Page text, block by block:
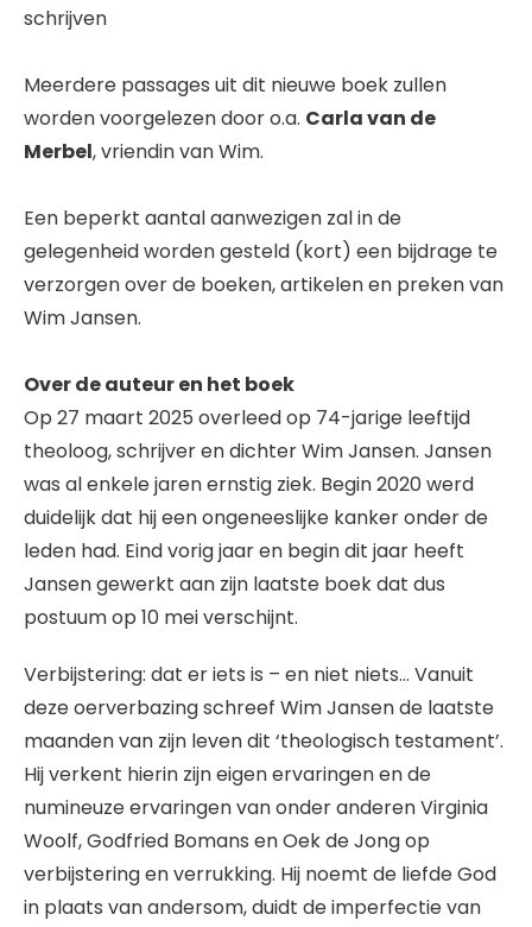
schrijven
Meerdere passages uit dit nieuwe boek zullen
worden voorgelezen door o.a. Carla van de
Merbel, vriendin van Wim.
Een beperkt aantal aanwezigen zal in de
gelegenheid worden gesteld (kort) een bijdrage te
verzorgen over de boeken, artikelen en preken van
Wim Jansen.
Over de auteur en het boek
Op 27 maart 2025 overleed op 74-jarige leeftijd
theoloog, schrijver en dichter Wim Jansen. Jansen
was al enkele jaren ernstig ziek. Begin 2020 werd
duidelijk dat hij een ongeneeslijke kanker onder de
leden had. Eind vorig jaar en begin dit jaar heeft
Jansen gewerkt aan zijn laatste boek dat dus
postuum op 10 mei verschijnt.
Verbijstering: dat er iets is – en niet niets… Vanuit
deze oerverbazing schreef Wim Jansen de laatste
maanden van zijn leven dit ‘theologisch testament’.
Hij verkent hierin zijn eigen ervaringen en de
numineuze ervaringen van onder anderen Virginia
Woolf, Godfried Bomans en Oek de Jong op
verbijstering en verrukking. Hij noemt de liefde God
in plaats van andersom, duidt de imperfectie van